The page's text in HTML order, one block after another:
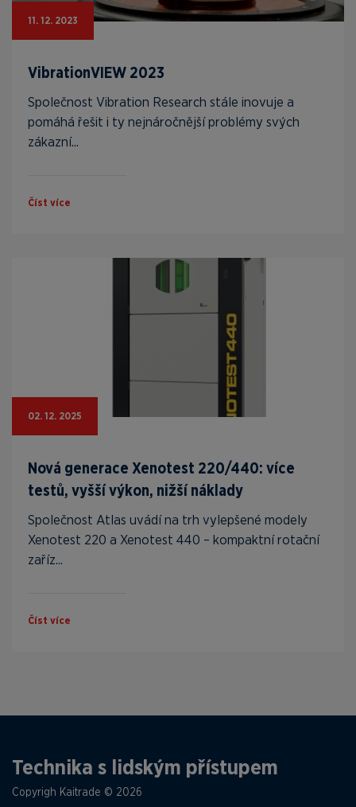
11. 12. 2023
VibrationVIEW 2023
Společnost Vibration Research stále inovuje a
pomáhá řešit i ty nejnáročnější problémy svých
zákazní...
Číst více
02. 12. 2025
Nová generace Xenotest 220/440: více
testů, vyšší výkon, nižší náklady
Společnost Atlas uvádí na trh vylepšené modely
Xenotest 220 a Xenotest 440 – kompaktní rotační
zaříz...
Číst více
Technika s lidským přístupem
Copyrigh Kaitrade © 2026